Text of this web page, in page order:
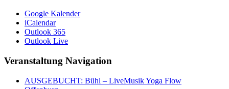
Google Kalender
iCalendar
Outlook 365
Outlook Live
Veranstaltung Navigation
AUSGEBUCHT: Bühl – LiveMusik Yoga Flow